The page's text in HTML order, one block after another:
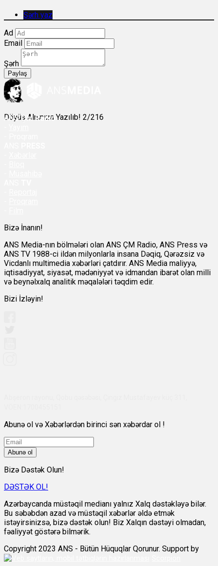
Şərh yaz
Ad
Email
Şərh
Paylaş
Döyüş Alnınıza Yazılıb! 2/216
ANSÇM Radio
Bizə İnanın!
ANS Media-nın bölmələri olan ANS ÇM Radio, ANS Press və
ANS TV 1988-ci ildən milyonlarla insana Dəqiq, Qərəzsiz və
Vicdanlı multimedia xəbərləri çatdırır. ANS Media maliyyə,
iqtisadiyyat, siyasət, mədəniyyət və idmandan ibarət olan milli
və beynəlxalq analitik məqalələri təqdim edir.
Bizi İzləyin!
Abunə ol və Xəbərlərdən birinci sən xəbərdar ol !
Abunə ol
Bizə Dəstək Olun!
DƏSTƏK OL!
Azərbaycanda müstəqil medianı yalnız Xalq dəstəkləyə bilər.
Bu səbəbdən azad və müstəqil xəbərlər əldə etmək
istəyirsinizsə, bizə dəstək olun! Biz Xalqın dəstəyi olmadan,
fəaliyyət göstərə bilmərik.
Copyright 2023 ANS - Bütün Hüquqlar Qorunur. Support by